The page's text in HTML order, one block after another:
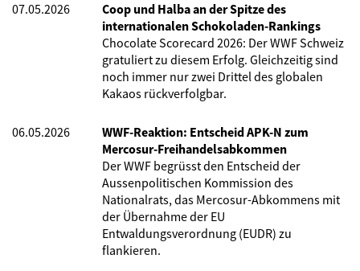
07.05.2026
Coop und Halba an der Spitze des
internationalen Schokoladen-Rankings
Chocolate Scorecard 2026: Der WWF Schweiz
gratuliert zu diesem Erfolg. Gleichzeitig sind
noch immer nur zwei Drittel des globalen
Kakaos rückverfolgbar.
06.05.2026
WWF-Reaktion: Entscheid APK-N zum
Mercosur-Freihandelsabkommen
Der WWF begrüsst den Entscheid der
Aussenpolitischen Kommission des
Nationalrats, das Mercosur-Abkommens mit
der Übernahme der EU
Entwaldungsverordnung (EUDR) zu
flankieren.